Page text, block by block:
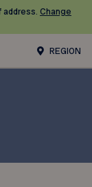
address. Change
REGION